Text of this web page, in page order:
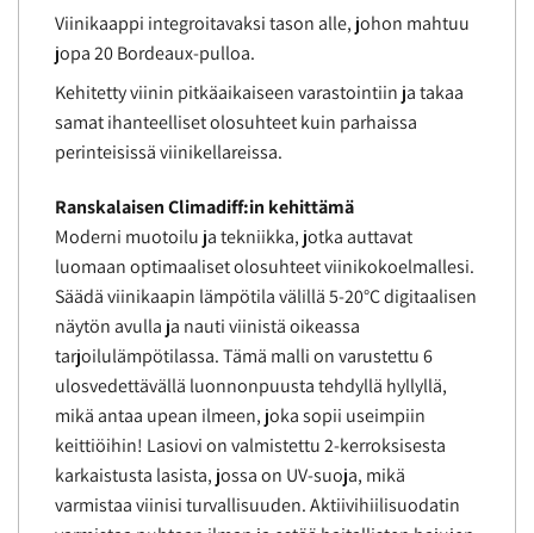
Viinikaappi integroitavaksi tason alle, johon mahtuu
jopa 20 Bordeaux-pulloa.
Kehitetty viinin pitkäaikaiseen varastointiin ja takaa
samat ihanteelliset olosuhteet kuin parhaissa
perinteisissä viinikellareissa.
Ranskalaisen Climadiff:in kehittämä
Moderni muotoilu ja tekniikka, jotka auttavat
luomaan optimaaliset olosuhteet viinikokoelmallesi.
Säädä viinikaapin lämpötila välillä 5-20°C digitaalisen
näytön avulla ja nauti viinistä oikeassa
tarjoilulämpötilassa. Tämä malli on varustettu 6
ulosvedettävällä luonnonpuusta tehdyllä hyllyllä,
mikä antaa upean ilmeen, joka sopii useimpiin
keittiöihin! Lasiovi on valmistettu 2-kerroksisesta
karkaistusta lasista, jossa on UV-suoja, mikä
varmistaa viinisi turvallisuuden. Aktiivihiilisuodatin